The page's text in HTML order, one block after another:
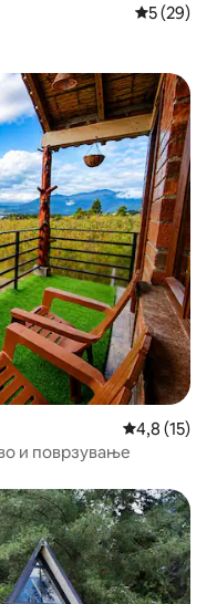
Просечна
5 (29)
Просечна
4,8 (15)
и поврзување